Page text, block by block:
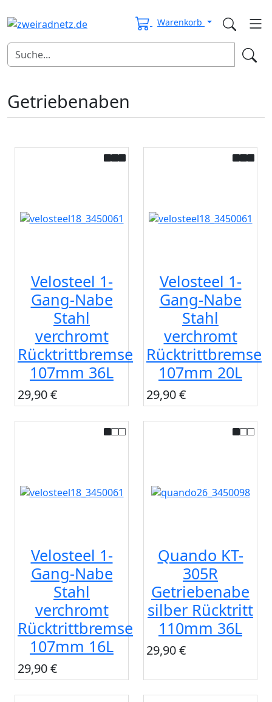
Warenkorb
Getriebenaben
Velosteel 1-
Gang-Nabe
Stahl
verchromt
Rücktrittbremse
107mm 36L
29,90 €
Velosteel 1-
Gang-Nabe
Stahl
verchromt
Rücktrittbremse
107mm 20L
29,90 €
Velosteel 1-
Gang-Nabe
Stahl
verchromt
Rücktrittbremse
107mm 16L
29,90 €
Quando KT-
305R
Getriebenabe
silber Rücktritt
110mm 36L
29,90 €